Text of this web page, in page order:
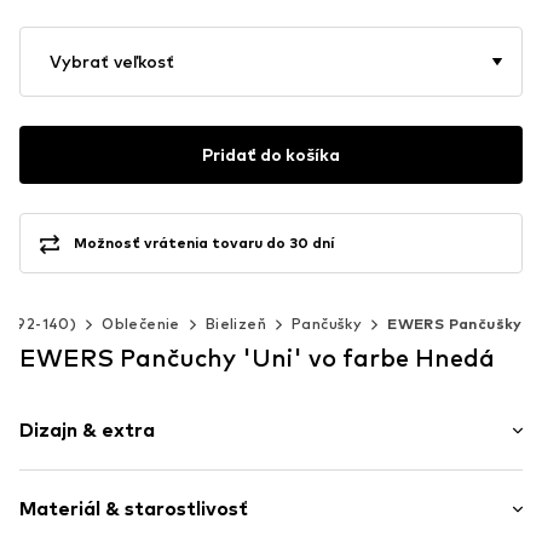
Vybrať veľkosť
Pridať do košíka
Možnosť vrátenia tovaru do 30 dní
92-140) Oblečenie Bielizeň Pančušky EWERS Pančušky
EWERS Pančuchy 'Uni' vo farbe Hnedá
Dizajn & extra
Džersej
Materiál & starostlivosť